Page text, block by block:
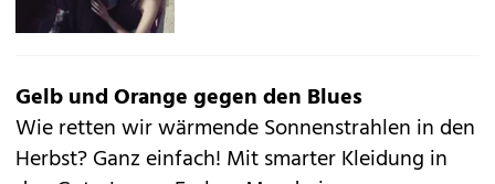
Gelb und Orange gegen den Blues
Wie retten wir wärmende Sonnenstrahlen in den
Herbst? Ganz einfach! Mit smarter Kleidung in